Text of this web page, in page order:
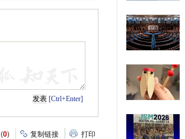
[Ctrl+Enter]
(0) 复制链接 打印